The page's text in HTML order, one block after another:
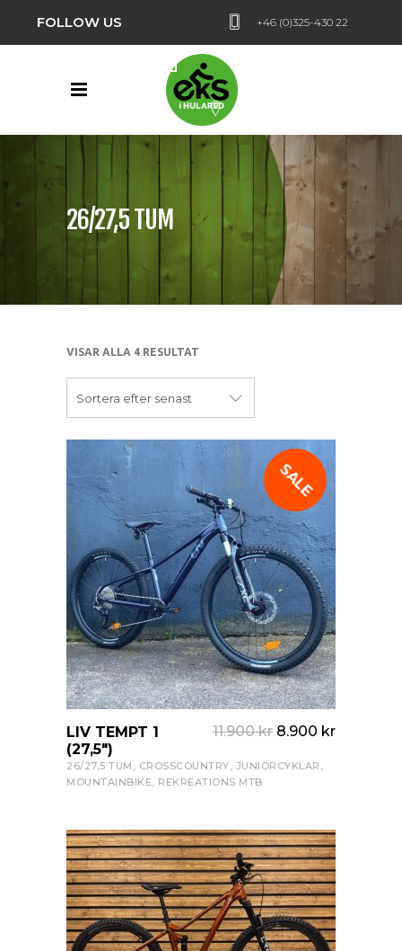
FOLLOW US +46 (0)325-430 22
26/27,5 TUM
VISAR ALLA 4 RESULTAT
Sortera efter senast
SALE
VISA PRODUKT
LIV TEMPT 1
(27,5″)
11.900kr 8.900 kr
26/27,5 TUM , CROSSCOUNTRY, JUNIORCYKLAR ,
MOUNTAINBIKE, REKREATIONS MTB